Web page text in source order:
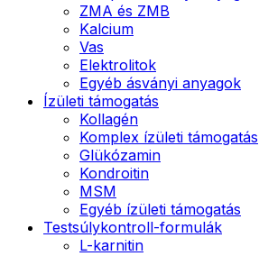
ZMA és ZMB
Kalcium
Vas
Elektrolitok
Egyéb ásványi anyagok
Ízületi támogatás
Kollagén
Komplex ízületi támogatás
Glükózamin
Kondroitin
MSM
Egyéb ízületi támogatás
Testsúlykontroll-formulák
L-karnitin